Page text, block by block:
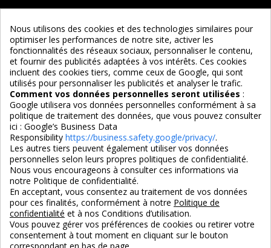
Informations
Services
Nous suivre
4,7/5
3X SANS FRAIS
100% sécurisé
PAIEMENT 100% SÉCURISÉ
par CB / Amex / Virement
Nous utilisons des cookies et des technologies similaires pour
optimiser les performances de notre site, activer les
fonctionnalités des réseaux sociaux, personnaliser le contenu,
et fournir des publicités adaptées à vos intérêts. Ces cookies
incluent des cookies tiers, comme ceux de Google, qui sont
utilisés pour personnaliser les publicités et analyser le trafic.
Comment vos données personnelles seront utilisées :
Google utilisera vos données personnelles conformément à sa
politique de traitement des données, que vous pouvez consulter
ici : Google’s Business Data
Responsibility https://business.safety.google/privacy/.
Les autres tiers peuvent également utiliser vos données
personnelles selon leurs propres politiques de confidentialité.
Nous vous encourageons à consulter ces informations via
notre Politique de confidentialité.
En acceptant, vous consentez au traitement de vos données
pour ces finalités, conformément à notre Politique de
confidentialité et à nos Conditions d’utilisation.
Vous pouvez gérer vos préférences de cookies ou retirer votre
consentement à tout moment en cliquant sur le bouton